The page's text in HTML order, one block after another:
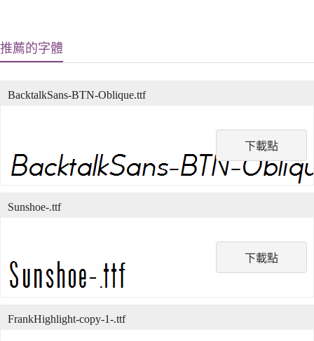
推薦的字體
下載點
BacktalkSans-BTN-Oblique.ttf
下載點
Sunshoe-.ttf
FrankHighlight-copy-1-.ttf